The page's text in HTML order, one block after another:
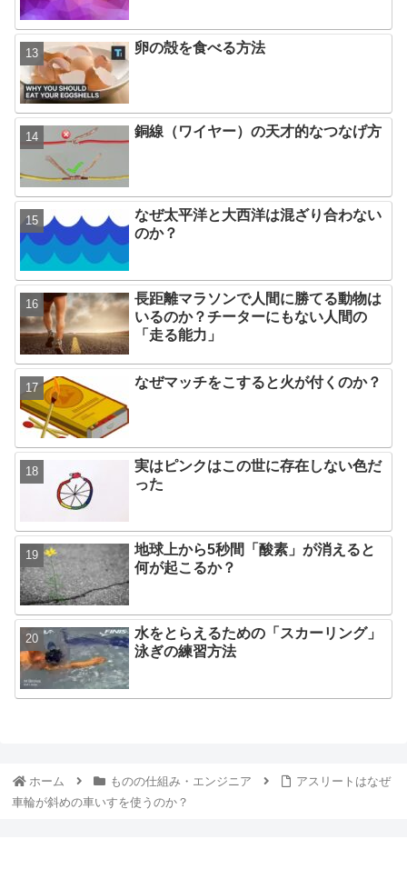
卵の殻を食べる方法
銅線（ワイヤー）の天才的なつなげ方
なぜ太平洋と大西洋は混ざり合わない
のか？
長距離マラソンで人間に勝てる動物は
いるのか？チーターにもない人間の
「走る能力」
なぜマッチをこすると火が付くのか？
実はピンクはこの世に存在しない色だ
った
地球上から5秒間「酸素」が消えると
何が起こるか？
水をとらえるための「スカーリング」
泳ぎの練習方法
ホーム ものの仕組み・エンジニア
アスリートはなぜ
車輪が斜めの車いすを使うのか？